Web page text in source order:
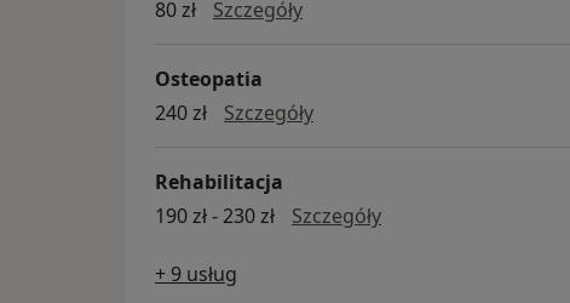
80 zł
Szczegółykonsultacja fizjoterapeutyczna
Osteopatia
240 zł
Szczegółyosteopatia
Rehabilitacja
190 zł - 230 zł
Szczegółyrehabilitacja
+ 9 usług